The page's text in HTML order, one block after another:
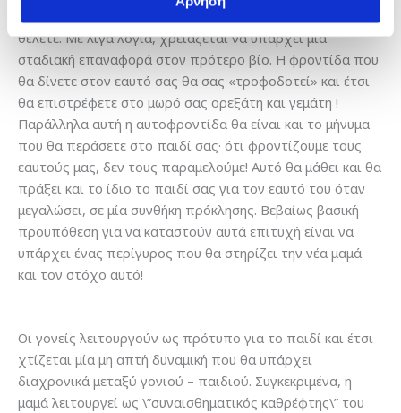
θα σας κάνει καλό και κάνετε την εκδρομή που τόσο
θέλετε. Με λίγα λόγια, χρειάζεται να υπάρχει μία
σταδιακή επαναφορά στον πρότερο βίο. Η φροντίδα που
θα δίνετε στον εαυτό σας θα σας «τροφοδοτεί» και έτσι
θα επιστρέφετε στο μωρό σας ορεξάτη και γεμάτη !
Παράλληλα αυτή η αυτοφροντίδα θα είναι και το μήνυμα
που θα περάσετε στο παιδί σας· ότι φροντίζουμε τους
εαυτούς μας, δεν τους παραμελούμε! Αυτό θα μάθει και θα
πράξει και το ίδιο το παιδί σας για τον εαυτό του όταν
μεγαλώσει, σε μία συνθήκη πρόκλησης. Βεβαίως βασική
προϋπόθεση για να καταστούν αυτά επιτυχή είναι να
υπάρχει ένας περίγυρος που θα στηρίζει την νέα μαμά
και τον στόχο αυτό!
Οι γονείς λειτουργούν ως πρότυπο για το παιδί και έτσι
χτίζεται μία μη απτή δυναμική που θα υπάρχει
διαχρονικά μεταξύ γονιού – παιδιού. Συγκεκριμένα, η
μαμά λειτουργεί ως \”συναισθηματικός καθρέφτης\” του